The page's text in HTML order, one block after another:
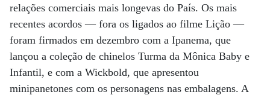
relações comerciais mais longevas do País. Os mais
recentes acordos — fora os ligados ao filme Lição —
foram firmados em dezembro com a Ipanema, que
lançou a coleção de chinelos Turma da Mônica Baby e
Infantil, e com a Wickbold, que apresentou
minipanetones com os personagens nas embalagens. A